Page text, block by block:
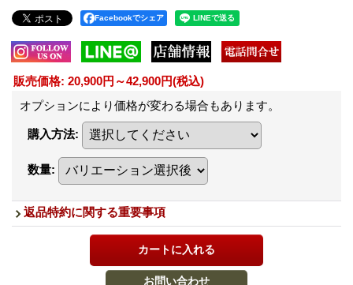
Facebookでシェア
販売価格: 20,900円～42,900円(税込)
オプションにより価格が変わる場合もあります。
購入方法:
数量:
返品特約に関する重要事項